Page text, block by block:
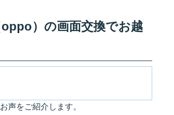
）の画面交換でお越
声をご紹介します。